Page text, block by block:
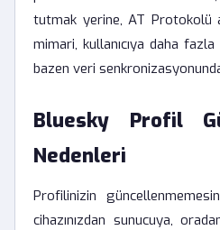
tutmak yerine, AT Protokolü
mimari, kullanıcıya daha
bazen veri
Bluesky Profil
Nedenleri
Profilinizin
cihazınızdan sunucuya,